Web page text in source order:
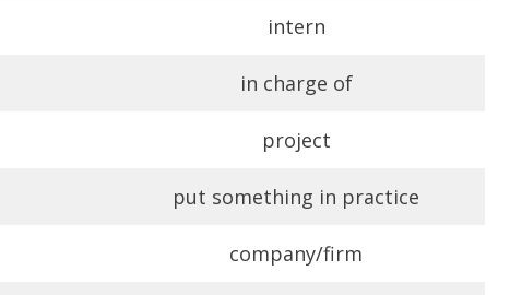
intern
in charge of
project
put something in practice
company/firm